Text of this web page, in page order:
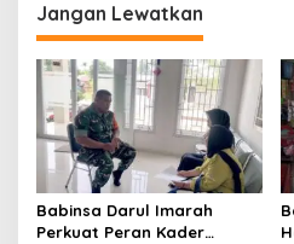
a
s
i
p
o
s
Jangan Lewatkan
Babinsa Darul Imarah
Perkuat Peran Kader